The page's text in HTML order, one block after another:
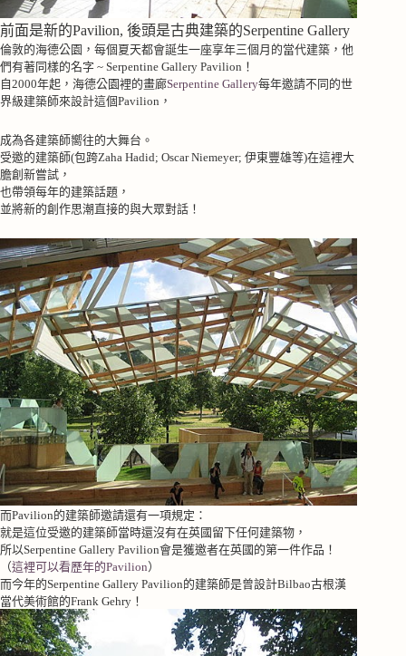
前面是新的Pavilion, 後頭是古典建築的Serpentine Gallery
倫敦的海德公園，每個夏天都會誕生一座享年三個月的當代建築， 他
們有著同樣的名字 ~ Serpentine Gallery Pavilion ！
自2000年起，海德公園裡的畫廊Serpentine Gallery每年邀請不同的世
界級建築師來設計這個Pavilion ，
成為各建築師嚮往的大舞台。
受邀的建築師(包跨Zaha Hadid; Oscar Niemeyer; 伊東豐雄等)在這裡大
膽創新嘗試，
也帶領每年的建築話題，
並將新的創作思潮直接的與大眾對話！
而Pavilion的建築師邀請還有一項規定：
就是這位受邀的建築師當時還沒有在英國留下任何建築物，
所以Serpentine Gallery Pavilion會是獲邀者在英國的第一件作品！
（這裡可以看歷年的Pavilion）
而今年的Serpentine Gallery Pavilion的建築師是曾設計Bilbao古根漢
當代美術館的Frank Gehry ！